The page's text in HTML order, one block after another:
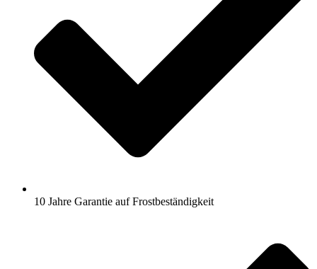
10 Jahre Garantie auf Frostbeständigkeit